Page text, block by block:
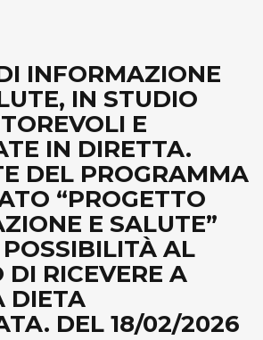
INFORMAZIONE
IN STUDIO
E
IN DIRETTA.
DEL PROGRAMMA
“PROGETTO
E SALUTE”
AL
DI RICEVERE A
DIETA
DEL 18/02/2026